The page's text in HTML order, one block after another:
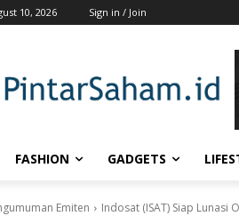
10, 2026 Sign in / Join
FASHION GADGETS
Emiten Indosat (ISAT) Siap Lunasi